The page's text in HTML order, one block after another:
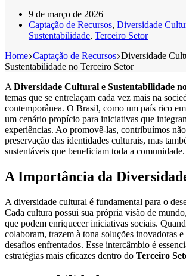
9 de março de 2026
Captação de Recursos, Diversidade
Sustentabilidade, Terceiro Setor
Home Captação de Recursos Diversidade
Sustentabilidade no Terceiro Setor
A Diversidade Cultural e Sustentabilidade
temas que se entrelaçam cada vez mais na
contemporânea. O Brasil, como um país rico
um cenário propício para iniciativas que
experiências. Ao promovê-las, contribuímos não
preservação das identidades culturais, mas
sustentáveis que beneficiam toda a comunidade.
A Importância da
A diversidade cultural é fundamental para o
Cada cultura possui sua própria visão de
que podem enriquecer iniciativas sociais.
colaboram, trazem à tona soluções inovadoras e
desafios enfrentados. Esse intercâmbio é
estratégias mais eficazes dentro do Terceiro